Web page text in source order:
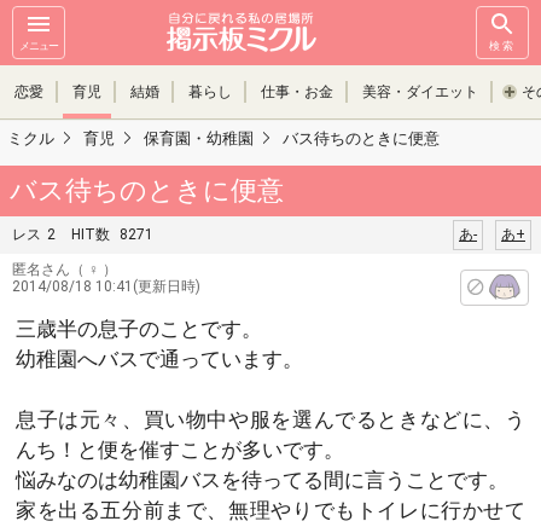
メニュー 検索
恋愛 育児 結婚 暮らし 仕事・お金 美容・ダイエット そ
ミクル 育児 保育園・幼稚園 バス待ちのときに便意
バス待ちのときに便意
レス 2 HIT数 8271 あ+
あ-
匿名さん （ ♀ ）
2014/08/18 10:41(更新日時)
三歳半の息子のことです。
幼稚園へバスで通っています。
息子は元々、買い物中や服を選んでるときなどに、う
んち！と便を催すことが多いです。
悩みなのは幼稚園バスを待ってる間に言うことです。
家を出る五分前まで、無理やりでもトイレに行かせて